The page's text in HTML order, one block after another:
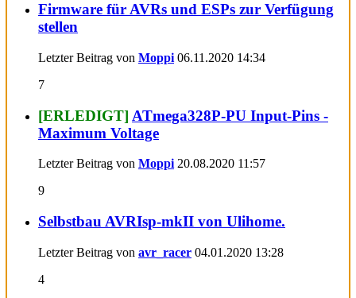
Firmware für AVRs und ESPs zur Verfügung
stellen
Letzter Beitrag von Moppi 06.11.2020 14:34
7
[ERLEDIGT] ATmega328P-PU Input-Pins -
Maximum Voltage
Letzter Beitrag von Moppi 20.08.2020 11:57
9
Selbstbau AVRIsp-mkII von Ulihome.
Letzter Beitrag von avr_racer 04.01.2020 13:28
4